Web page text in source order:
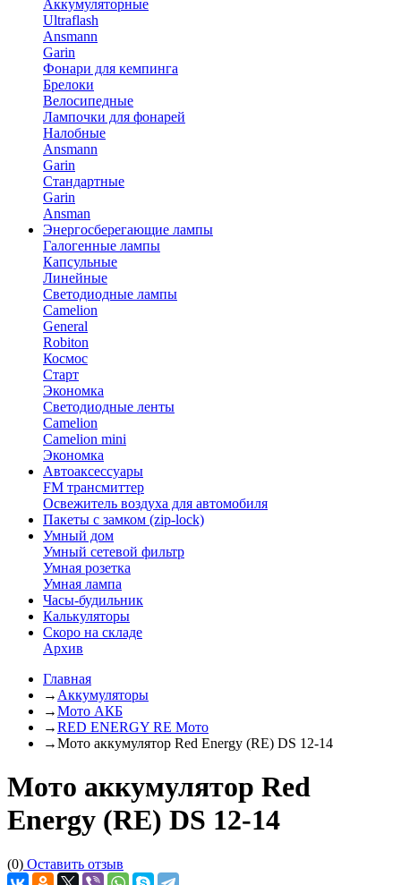
Аккумуляторные
Ultraflash
Ansmann
Garin
Фонари для кемпинга
Брелоки
Велосипедные
Лампочки для фонарей
Налобные
Ansmann
Garin
Стандартные
Garin
Ansman
Энергосберегающие лампы
Галогенные лампы
Капсульные
Линейные
Светодиодные лампы
Camelion
General
Robiton
Космос
Старт
Экономка
Светодиодные ленты
Camelion
Camelion mini
Экономка
Автоаксессуары
FM трансмиттер
Освежитель воздуха для автомобиля
Пакеты с замком (zip-lock)
Умный дом
Умный сетевой фильтр
Умная розетка
Умная лампа
Часы-будильник
Калькуляторы
Скоро на складе
Архив
Главная
→ Аккумуляторы
→Мото АКБ
→RED ENERGY RE Мото
→Мото аккумулятор Red Energy (RE) DS 12-14
Мото аккумулятор Red
Energy (RE) DS 12-14
(0) Оставить отзыв